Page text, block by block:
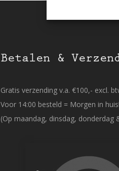
Betalen &
Gratis verzending v.a. €100,- excl.
Voor 14:00 besteld = Morgen in huis!
(Op maandag, dinsdag, donderdag